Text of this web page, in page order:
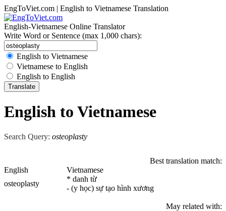
EngToViet.com | English to Vietnamese Translation
English-Vietnamese Online Translator
Write Word or Sentence (max 1,000 chars):
English to Vietnamese
Vietnamese to English
English to English
English to Vietnamese
Search Query: osteoplasty
Best translation match:
English
Vietnamese
osteoplasty
* danh từ
- (y học) sự tạo hình xương
May related with: